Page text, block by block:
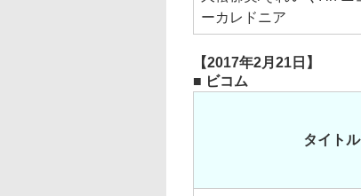
ーカレドニア
【2017年2月21日】
■ ビコム
タイトル